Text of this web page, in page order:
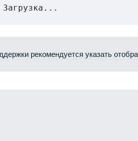
Загрузка...
рекомендуется указать